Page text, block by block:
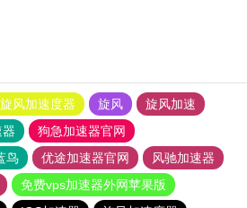
旋风加速度器 旋风
旋风加速
狗急加速器官网
鸟 优途加速器官网
风驰加速器
免费vps加速器外网苹果版